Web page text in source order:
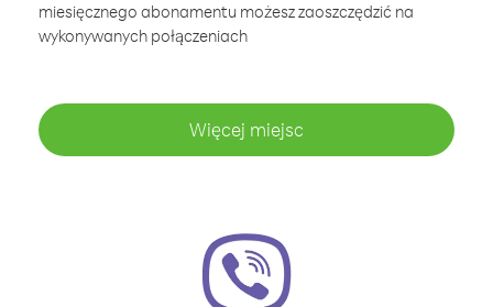
miesięcznego abonamentu możesz zaoszczędzić na
wykonywanych połączeniach
Więcej miejsc